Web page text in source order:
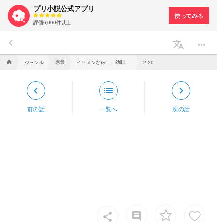
プリ小説公式アプリ
評価6,000件以上
keyboard_arrow_left translate more_horiz
home ジャンル 恋愛 2-20
keyboard_arrow_left
前の話
list
一覧へ
keyboard_arrow_right
次の話
share insert_comment